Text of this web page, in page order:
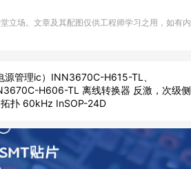
感器接收到声音信号时,指示灯会
立场。文章及其配图仅供工程师学习之用，如有内
源管理ic）INN3670C-H615-TL、
H606-TL 离线转换器 反激，次级侧
拓扑 60kHz InSOP-24D